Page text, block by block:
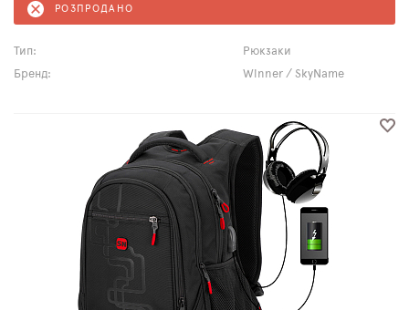
РОЗПРОДАНО
Тип:
Рюкзаки
Бренд:
Winner / SkyName